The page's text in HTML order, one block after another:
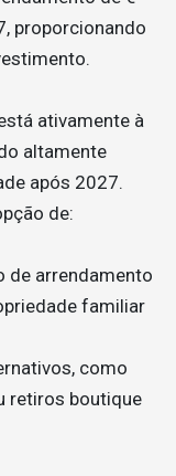
proporcionando
ativamente à
altamente
após 2027.
de:
de arrendamento
familiar
como
retiros boutique